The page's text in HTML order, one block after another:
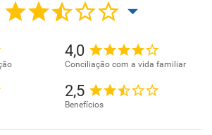
4,0
Conciliação com a vida familiar
2,5
Benefícios